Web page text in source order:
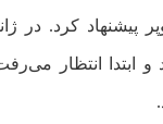
ابتدا انتظار